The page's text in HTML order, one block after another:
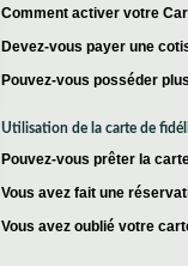
Comment activer votre
Devez-vous payer une
Pouvez-vous posséder
Utilisation de la carte de
Pouvez-vous prêter la
Vous avez fait une
Vous avez oublié votre